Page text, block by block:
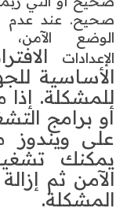
صحيح. عند عدم
الوضع
الإعدادات
الأساسية
للمشكلة. إذا
أو برامج
على
يمكنك
الآمن ثم
المشكلة.